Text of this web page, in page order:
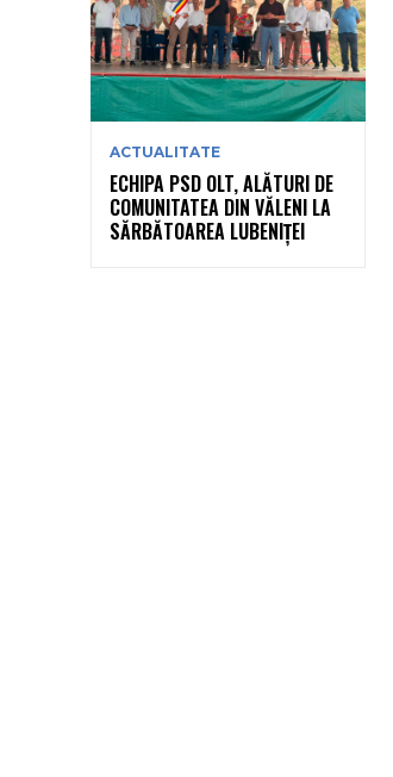
ACTUALITATE
ECHIPA PSD OLT, ALĂTURI DE
COMUNITATEA DIN VĂLENI LA
SĂRBĂTOAREA LUBENIȚEI